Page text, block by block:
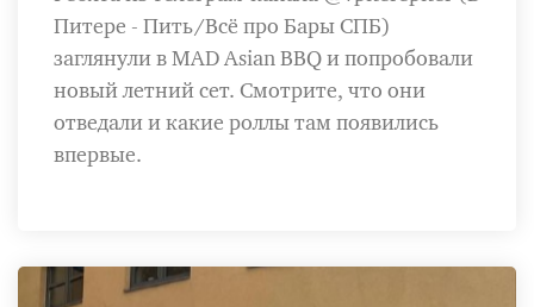
Питере - Пить/Всё про Бары СПБ)
заглянули в MAD Asian BBQ и попробовали
новый летний сет. Смотрите, что они
отведали и какие роллы там появились
впервые.